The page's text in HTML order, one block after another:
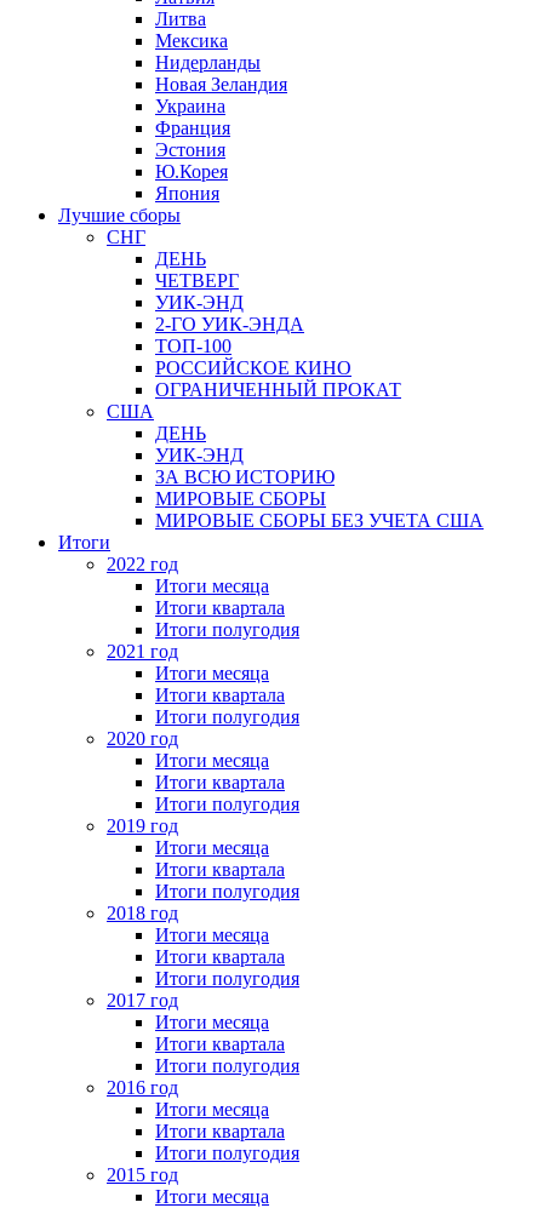
Литва
Мексика
Нидерланды
Новая Зеландия
Украина
Франция
Эстония
Ю.Корея
Япония
Лучшие сборы
СНГ
ДЕНЬ
ЧЕТВЕРГ
УИК-ЭНД
2-ГО УИК-ЭНДА
ТОП-100
РОССИЙСКОЕ КИНО
ОГРАНИЧЕННЫЙ ПРОКАТ
США
ДЕНЬ
УИК-ЭНД
ЗА ВСЮ ИСТОРИЮ
МИРОВЫЕ СБОРЫ
МИРОВЫЕ СБОРЫ БЕЗ УЧЕТА США
Итоги
2022 год
Итоги месяца
Итоги квартала
Итоги полугодия
2021 год
Итоги месяца
Итоги квартала
Итоги полугодия
2020 год
Итоги месяца
Итоги квартала
Итоги полугодия
2019 год
Итоги месяца
Итоги квартала
Итоги полугодия
2018 год
Итоги месяца
Итоги квартала
Итоги полугодия
2017 год
Итоги месяца
Итоги квартала
Итоги полугодия
2016 год
Итоги месяца
Итоги квартала
Итоги полугодия
2015 год
Итоги месяца